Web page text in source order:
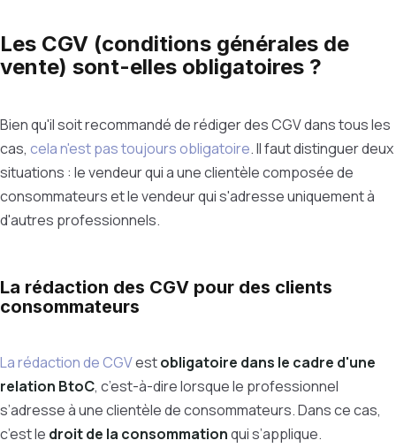
Les CGV (conditions générales de
vente) sont-elles obligatoires ?
Bien qu'il soit recommandé de rédiger des CGV dans tous les
cas, cela n'est pas toujours obligatoire. Il faut distinguer deux
situations : le vendeur qui a une clientèle composée de
consommateurs et le vendeur qui s'adresse uniquement à
d'autres professionnels.
La rédaction des CGV pour des clients
consommateurs
La rédaction de CGVestobligatoire dans le cadre d'une
relation BtoC, c’est-à-dire lorsque le professionnel
s’adresse à une clientèle de consommateurs. Dans ce cas,
c’est le droit de la consommationqui s’applique.